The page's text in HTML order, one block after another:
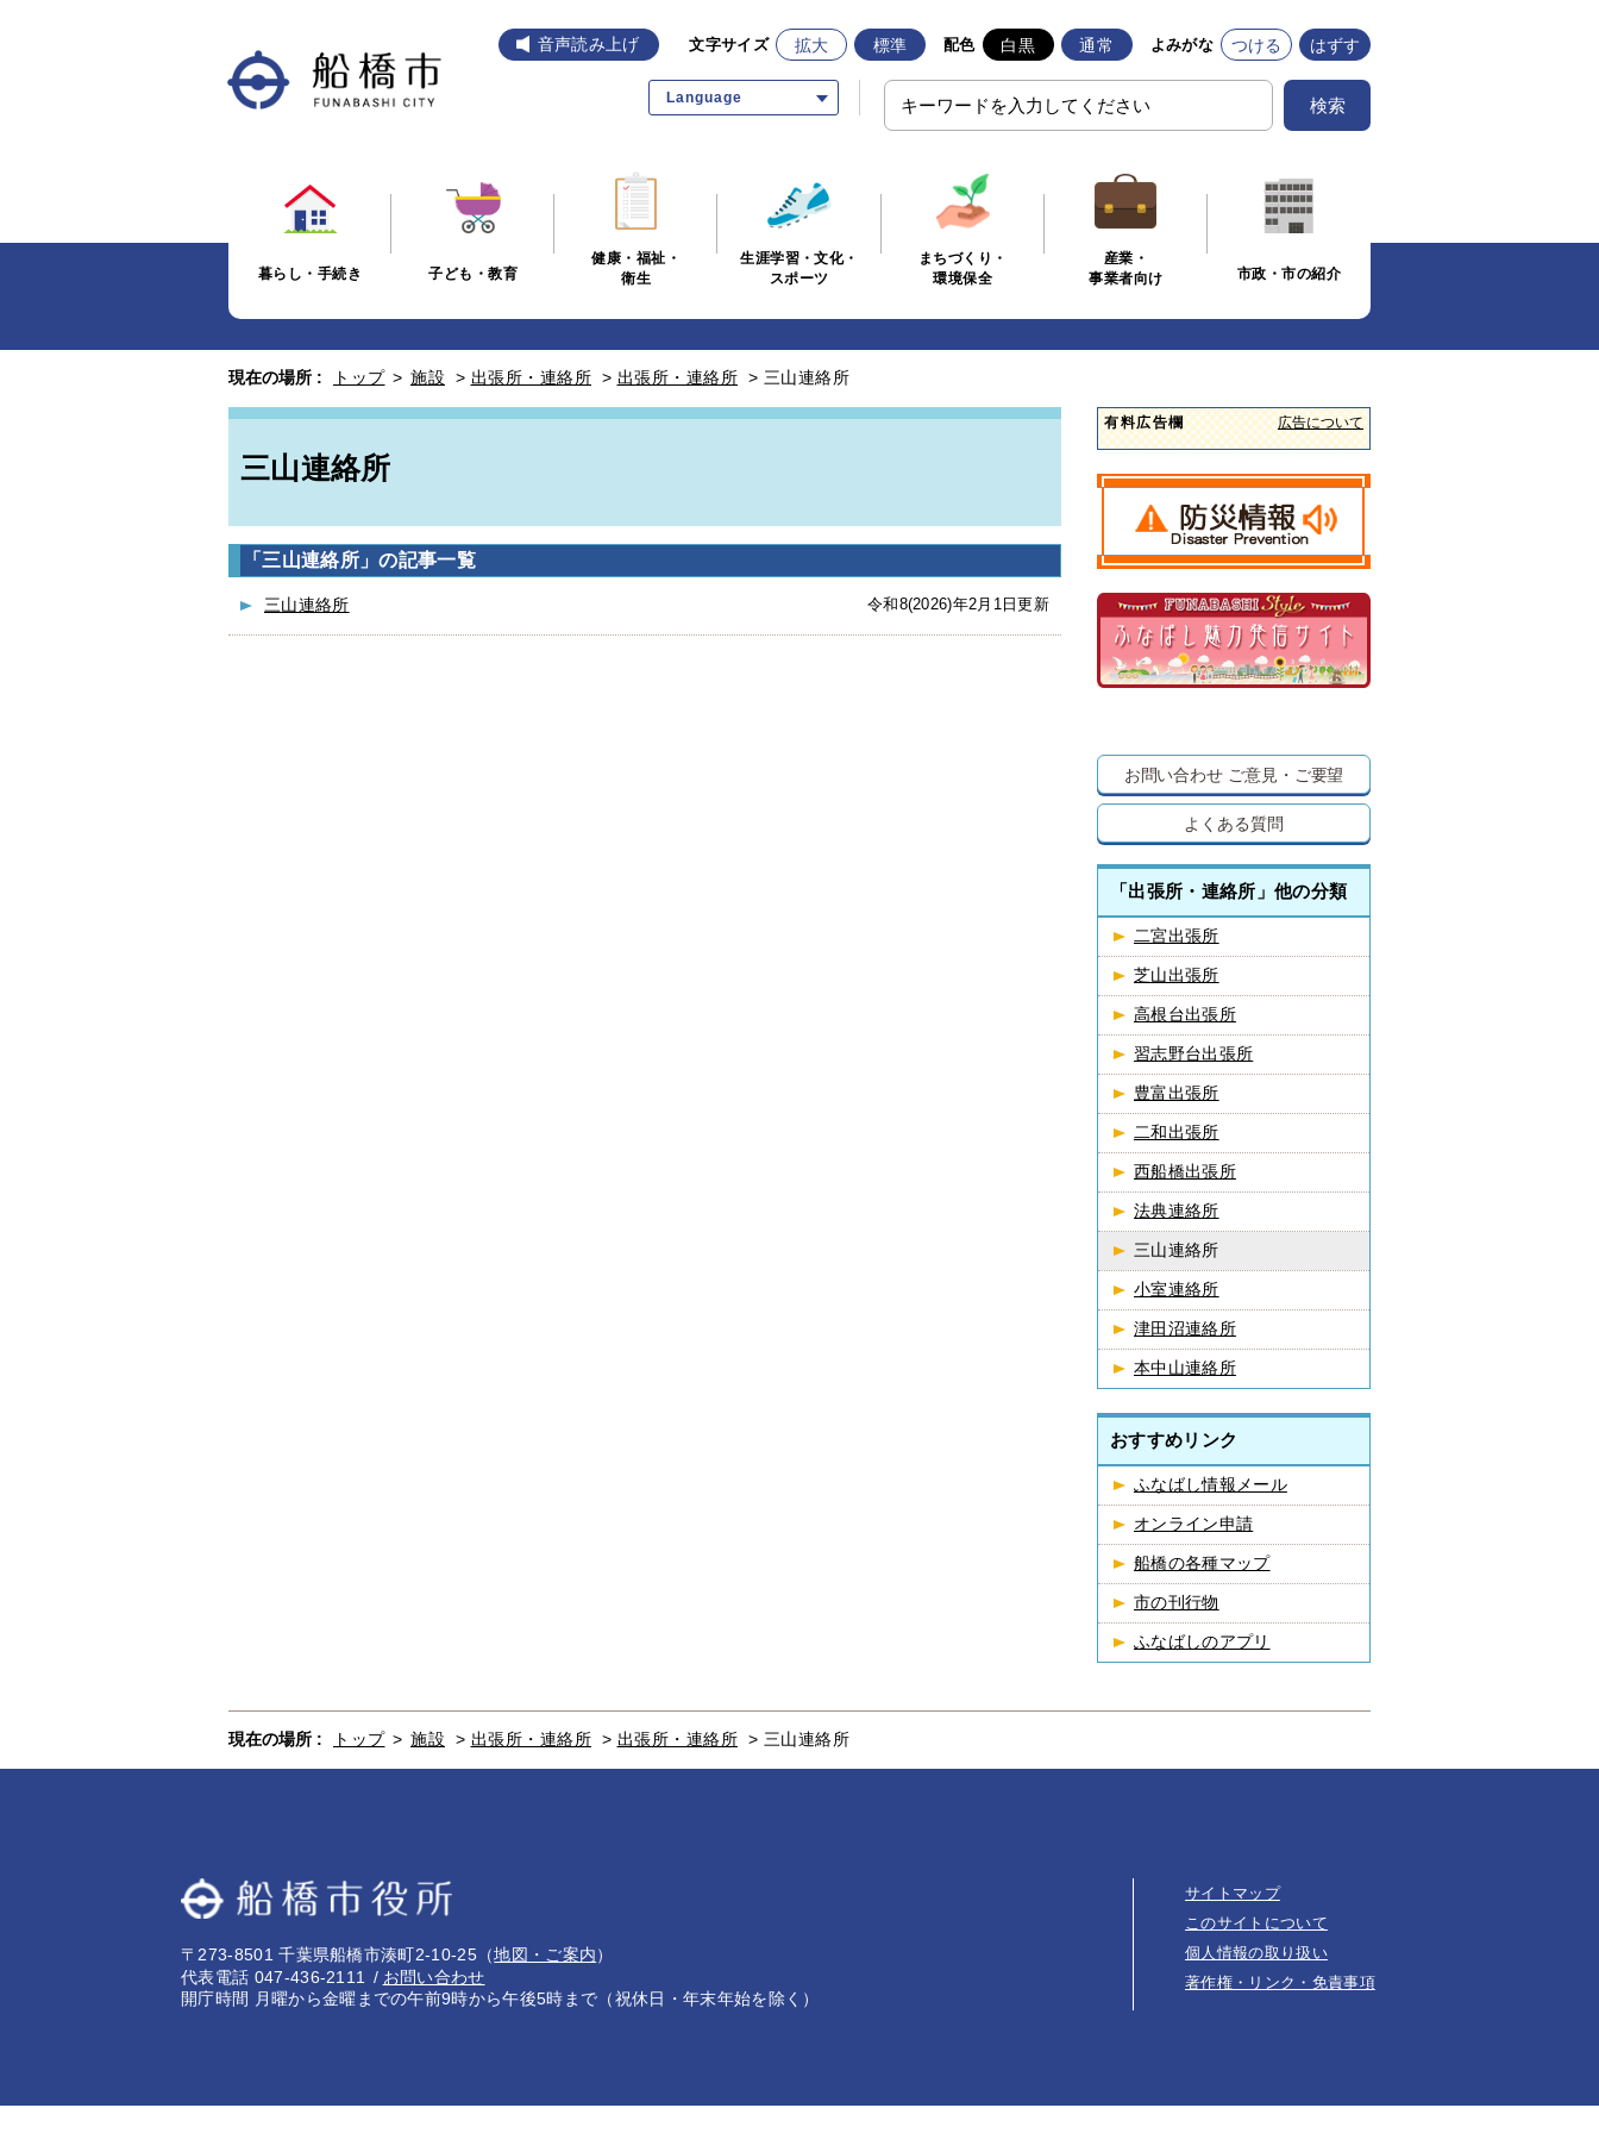
音声読み上げ 文字サイズ 拡大 標準 配色 白黒 通常 よみがな つける はずす
Language 検索
暮らし・手続き 子ども・教育
健康・福祉・
衛生
生涯学習・文化・
スポーツ
まちづくり・
環境保全
産業・
事業者向け
市政・市の紹介
現在の場所 : トップ > 施設 > 出張所・連絡所 > 出張所・連絡所 > 三山連絡所
三山連絡所
「三山連絡所」の記事一覧
三山連絡所 令和8(2026)年2月1日更新
有料広告欄 広告について
お問い合わせ ご意見・ご要望
よくある質問
「出張所・連絡所」他の分類
二宮出張所
芝山出張所
高根台出張所
習志野台出張所
豊富出張所
二和出張所
西船橋出張所
法典連絡所
三山連絡所
小室連絡所
津田沼連絡所
本中山連絡所
おすすめリンク
ふなばし情報メール
オンライン申請
船橋の各種マップ
市の刊行物
ふなばしのアプリ
現在の場所 : トップ > 施設 > 出張所・連絡所 > 出張所・連絡所 > 三山連絡所
〒273-8501 千葉県船橋市湊町2-10-25 （地図・ご案内）
代表電話 047-436-2111
お問い合わせ
開庁時間 月曜から金曜までの午前9時から午後5時まで（祝休日・年末年始を除く）
サイトマップ
このサイトについて
個人情報の取り扱い
著作権・リンク・免責事項